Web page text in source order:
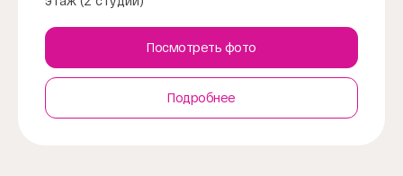
Посмотреть фото
Подробнее